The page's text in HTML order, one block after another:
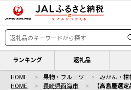
ランキング 返礼品
HOME 果物・フルーツ みかん・柑
HOME
長崎県西海市 【高島屋選